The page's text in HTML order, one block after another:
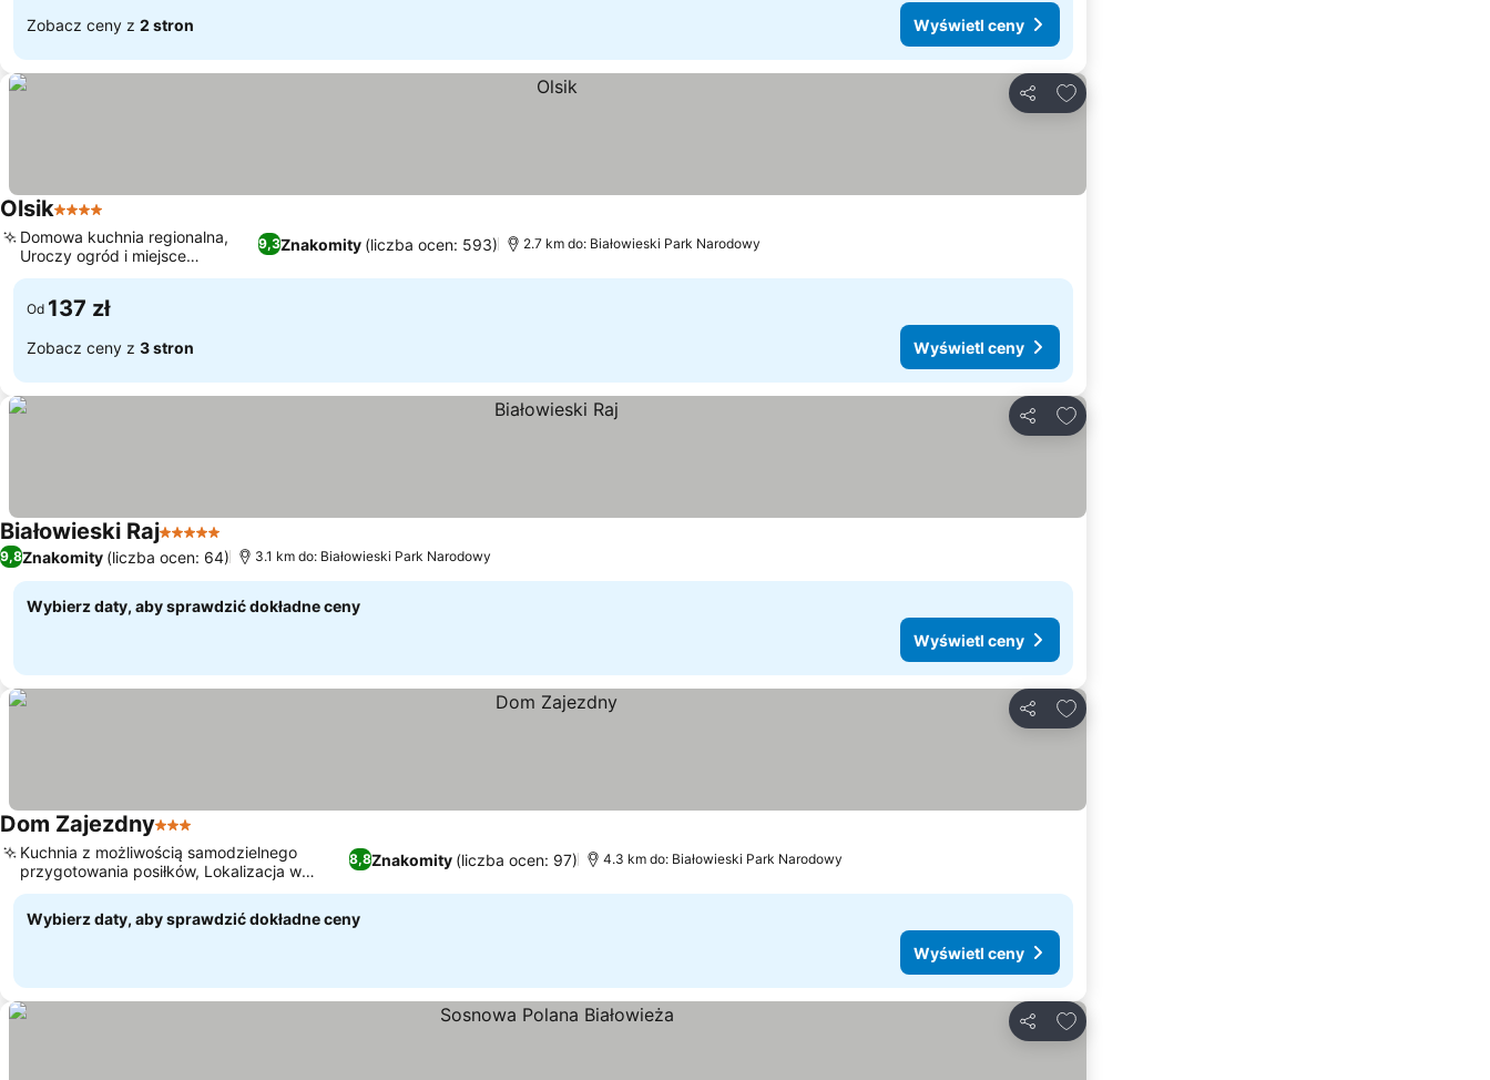
Zobacz ceny z 2 stron Wyświetl ceny
Udostępnij
Dodaj do ulubionych
Olsik4 Kategoria
9,3Znakomity (liczba ocen: 593)
Domowa kuchnia regionalna,
Uroczy ogród i miejsce
piknikowe
2.7 km do: Białowieski Park Narodowy
Od 137 zł
Zobacz ceny z 3 stron Wyświetl ceny
Udostępnij
Dodaj do ulubionych
Białowieski Raj5 Kategoria
9,8Znakomity (liczba ocen: 64) 3.1 km do: Białowieski Park Narodowy
Wybierz daty, aby sprawdzić dokładne ceny
Wyświetl ceny
Udostępnij
Dodaj do ulubionych
Dom Zajezdny3 Kategoria
8,8Znakomity (liczba ocen: 97)
Kuchnia z możliwością samodzielnego
przygotowania posiłków, Lokalizacja w
Puszczy Białowieskiej
4.3 km do: Białowieski Park Narodowy
Wybierz daty, aby sprawdzić dokładne ceny
Wyświetl ceny
Udostępnij
Dodaj do ulubionych